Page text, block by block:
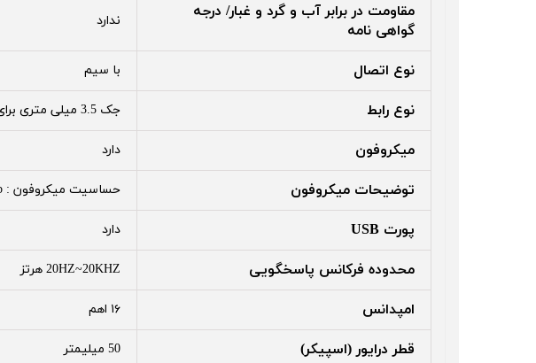
مقاومت در برابر آب و گرد و غبار/ درجه
گواهی‌ نامه
ندارد
نوع اتصال با سیم
نوع رابط جک 3.5 میلی متری برای صدا و USB برای نورپردازی
میکروفون دارد
توضیحات میکروفون حساسیت میکروفون : ۴۲db
پورت USB دارد
محدوده فرکانس پاسخگویی 20HZ~20KHZ هرتز
امپدانس ۱۶ اهم
قطر درایور (اسپیکر) 50 میلیمتر